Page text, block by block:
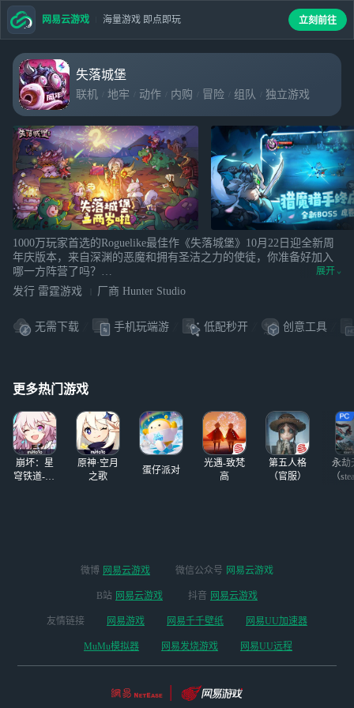
失落城堡
联机 地牢 动作 内购 冒险 组队
独立游戏
1000万玩家首选的Roguelike最佳作《失落城堡》10月22日迎全新周
年庆版本，来自深渊的恶魔和拥有圣洁之力的使徒，你准备好加入
哪一方阵营了吗？
横版动作闯关：打击感适中，操作微硬核，掌握跳劈直奔爽感！武
器海量随机：7大类200种疯狂掉落，每把武器都拥有各自位移动作
担，只不过要小心因游戏友尽。自由乱斗模式：赏金、屠夫、主动
魔为爱而肝，皮肤只负责帅，毫无数值加成！
展开
发行 雷霆游戏 厂商 Hunter Studio
无需下载 手机玩端游 低配秒开 创意工具
更多热门游戏
崩坏：星
穹铁道-4.4
原神·空月
之歌
蛋仔派对
光遇-致梵
高
第五人格
（官服）
永劫
（
网易云游戏 海量游戏 即点即玩 立刻前往
微博 网易云游戏 微信公众号 网易云游戏
B站 网易云游戏 抖音 网易云游戏
友情链接 网易游戏 网易千千壁纸 网易UU加速器
MuMu模拟器 网易发烧游戏 网易UU远程